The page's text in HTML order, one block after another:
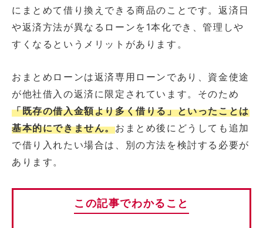
にまとめて借り換えできる商品のことです。返済日
や返済方法が異なるローンを1本化でき、管理しや
すくなるというメリットがあります。
おまとめローンは返済専用ローンであり、資金使途
が他社借入の返済に限定されています。そのため
「既存の借入金額より多く借りる」といったことは
基本的にできません。おまとめ後にどうしても追加
で借り入れたい場合は、別の方法を検討する必要が
あります。
この記事でわかること